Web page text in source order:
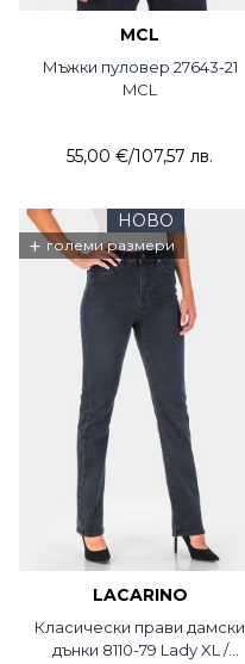
MCL
Мъжки пуловер 27643-21
MCL
55,00 €/107,57 лв.
НОВО
+ големи размери
LACARINO
Класически прави дамски
дънки 8110-79 Lady XL /